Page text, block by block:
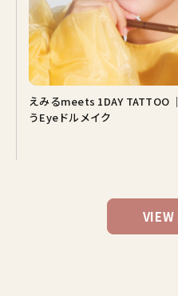
えみるmeets 1DAY TATTOO
うEyeドルメイク
VIEW